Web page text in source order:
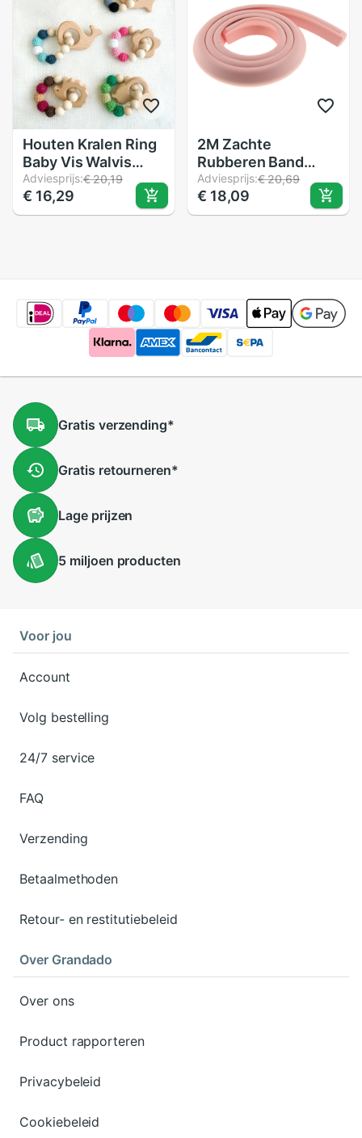
Houten Kralen Ring
Baby Vis Walvis
Bloem Bijtring
Veiligheid Kauwen
Ketting Armband
Adviesprijs:€ 20,19
€ 16,29
2M Zachte
Rubberen Band
Voor Meubelen Kast
Muur Edge Guards
Kinderen Baby
Adviesprijs:€ 20,69
€ 18,09
Gratis verzending*
Gratis retourneren*
Lageprijzen
5 miljoen producten
Voor jou
Account
Volg bestelling
24/7 service
FAQ
Verzending
Betaalmethoden
Retour- en restitutiebeleid
Over Grandado
Over ons
Product rapporteren
Privacybeleid
Cookiebeleid